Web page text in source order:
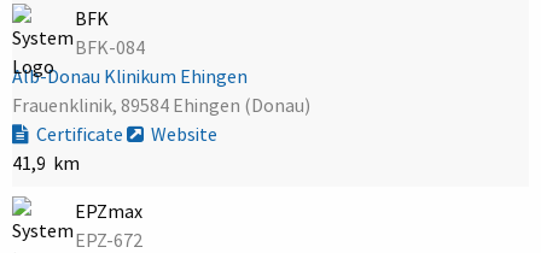
BFK
BFK-084
Alb-Donau Klinikum Ehingen
Frauenklinik, 89584 Ehingen (Donau)
Certificate
Website
41,9 km
EPZmax
EPZ-672